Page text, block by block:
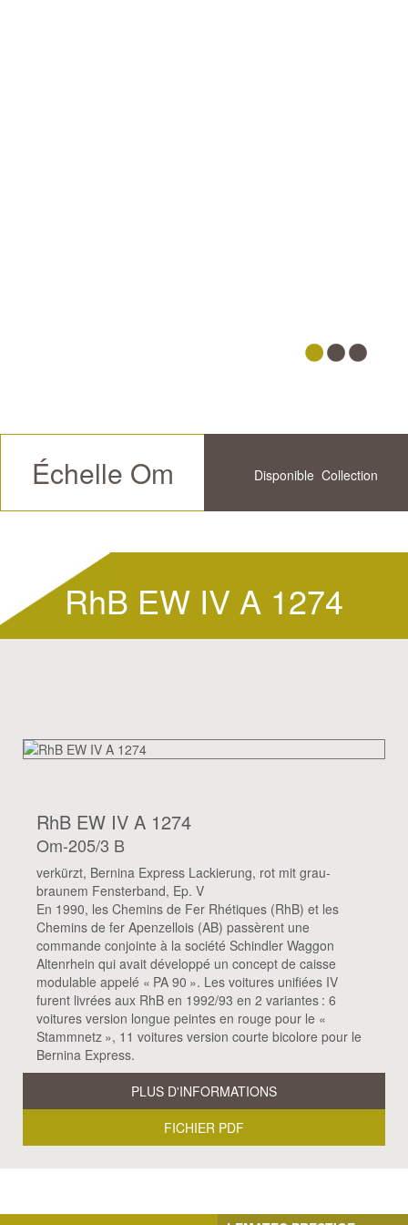
Échelle Om Disponible Collection
RhB EW IV A 1274
RhB EW IV A 1274
Om-205/3 B
verkürzt, Bernina Express Lackierung, rot mit grau-
braunem Fensterband, Ep. V
En 1990, les Chemins de Fer Rhétiques (RhB) et les
Chemins de fer Apenzellois (AB) passèrent une
commande conjointe à la société Schindler Waggon
Altenrhein qui avait développé un concept de caisse
modulable appelé « PA 90 ». Les voitures unifiées IV
furent livrées aux RhB en 1992/93 en 2 variantes : 6
voitures version longue peintes en rouge pour le «
Stammnetz », 11 voitures version courte bicolore pour le
Bernina Express.
PLUS D'INFORMATIONS
FICHIER PDF